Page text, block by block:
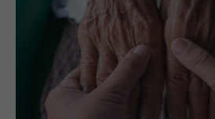
Tremurul în boala Parkinson nu
neapărat că boala este mai
studiu